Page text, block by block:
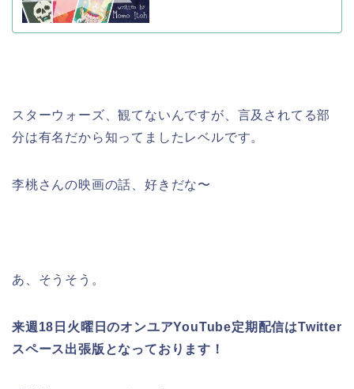
スターウォーズ、観てないんですが、言及されてる部
分は有名だから知ってましたレベルです。
李桃さんの映画の話、好きだな〜
あ、そうそう。
来週18日火曜日のオンユアYouTube定期配信はTwitter
スペース出張版となっております！